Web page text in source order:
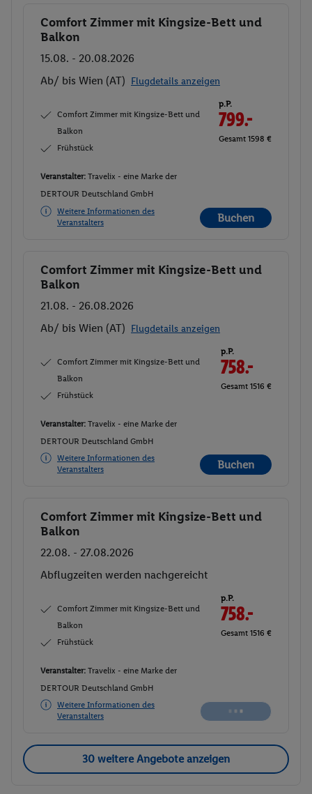
Buchen
Comfort Zimmer mit Kingsize-Bett und
Balkon
15.08. - 20.08.2026
Ab/ bis Wien (AT) Flugdetails anzeigen
Comfort Zimmer mit Kingsize-Bett und
Balkon
Frühstück
p.P.
799.-
Gesamt 1598 €
Veranstalter: Travelix - eine Marke der
DERTOUR Deutschland GmbH
Weitere Informationen des
Veranstalters
Buchen
Buchen
Comfort Zimmer mit Kingsize-Bett und
Balkon
21.08. - 26.08.2026
Ab/ bis Wien (AT) Flugdetails anzeigen
Comfort Zimmer mit Kingsize-Bett und
Balkon
Frühstück
p.P.
758.-
Gesamt 1516 €
Veranstalter: Travelix - eine Marke der
DERTOUR Deutschland GmbH
Weitere Informationen des
Veranstalters
Buchen
Buchen
Comfort Zimmer mit Kingsize-Bett und
Balkon
22.08. - 27.08.2026
Abflugzeiten werden nachgereicht
Comfort Zimmer mit Kingsize-Bett und
Balkon
Frühstück
p.P.
758.-
Gesamt 1516 €
Veranstalter: Travelix - eine Marke der
DERTOUR Deutschland GmbH
Weitere Informationen des
Veranstalters
30 weitere Angebote anzeigen